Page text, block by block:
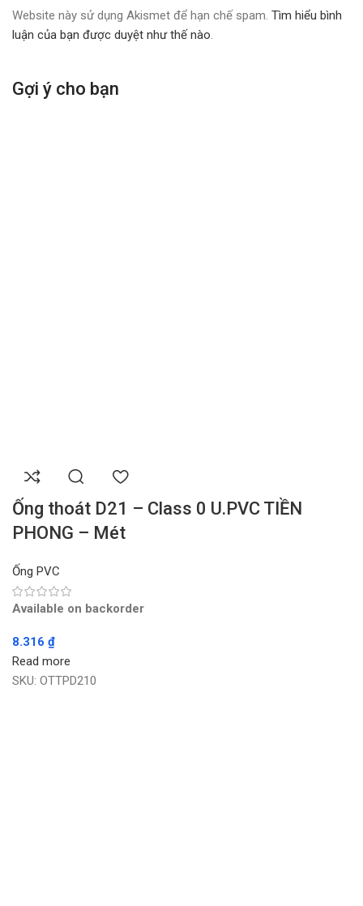
Website này sử dụng Akismet để hạn chế spam. Tìm hiểu bình
luận của bạn được duyệt như thế nào.
Gợi ý cho bạn
Ống thoát D21 – Class 0 U.PVC TIỀN
PHONG – Mét
Ống PVC
Available on backorder
8.316 ₫
Read more
SKU: OTTPD210